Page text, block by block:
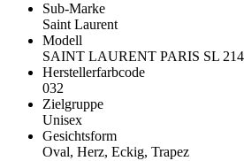
Sub-Marke
Saint Laurent
Modell
SAINT LAURENT PARIS SL
Herstellerfarbcode
032
Zielgruppe
Unisex
Gesichtsform
Oval, Herz, Eckig, Trapez